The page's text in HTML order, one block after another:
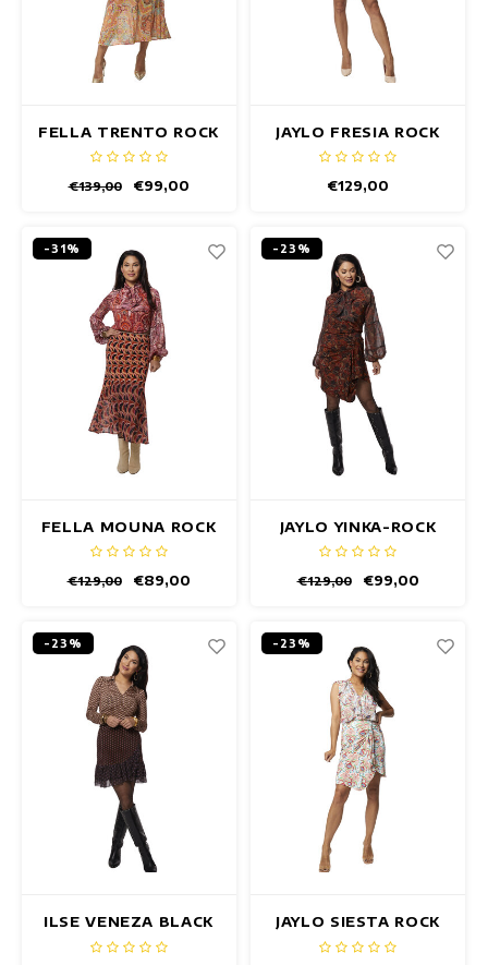
FELLA TRENTO ROCK
€139,00 €99,00
JAYLO FRESIA ROCK
€129,00
-31%
FELLA MOUNA ROCK
€129,00 €89,00
-23%
JAYLO YINKA-ROCK
€129,00 €99,00
-23%
ILSE VENEZA BLACK
ROCK
-23%
JAYLO SIESTA ROCK